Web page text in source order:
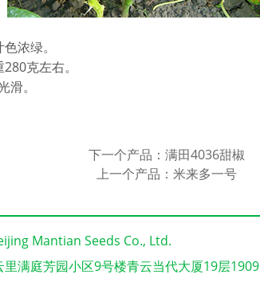
浓绿。
克左右。
。
下一个产品： 满田4036甜椒
上一个产品： 米来多一号
Mantian Seeds Co., Ltd.
满庭芳园小区9号楼青云当代大厦19层1909